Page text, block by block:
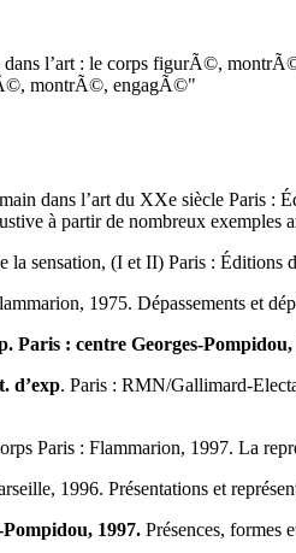
l’art : le corps figurÃ©,
montrÃ©, engagÃ©"
dans l’art du XXe siècle Paris :
à partir de nombreux exemples
la sensation, (I et II) Paris : Éditions
1975. Dépassements et
Paris : centre Georges-Pompidou,
d’exp. Paris : RMN/Gallimard-
Paris : Flammarion, 1997. La
1996. Présentations et
1997. Présences, formes